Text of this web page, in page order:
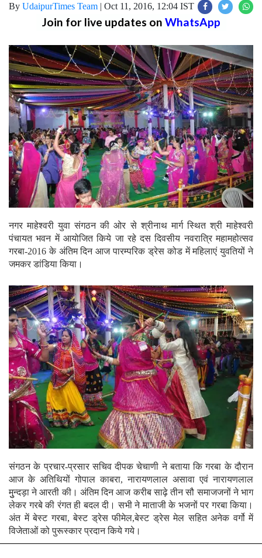
By UdaipurTimes Team | Oct 11, 2016, 12:04 IST
Join for live updates on WhatsApp
नगर माहेश्वरी युवा संगठन की ओर से श्रीनाथ मार्ग स्थित श्री माहेश्वरी
पंचायत भवन में आयोजित किये जा रहे दस दिवसीय नवरात्रि महामहोत्सव
गरबा-2016 के अंतिम दिन आज पारम्परिक ड्रेस कोड में महिलाएं युवतियों ने
जमकर डांडिया किया।
संगठन के प्रचार-प्रसार सचिव दीपक चेचाणी ने बताया कि गरबा के दौरान
आज के अतिथियों गोपाल काबरा, नारायणलाल असावा एवं नारायणलाल
मुुन्दड़ा ने आरती की। अंतिम दिन आज करीब साढ़े तीन सौ समाजजनों ने भाग
लेकर गरबे की रंगत ही बदल दी। सभी ने माताजी के भजनों पर गरबा किया।
अंत में बेस्ट गरबा, बेस्ट ड्रेस फीमेल,बेस्ट ड्रेस मेल सहित अनेक वर्गो में
विजेताओं को पुरूस्कार प्रदान किये गये।